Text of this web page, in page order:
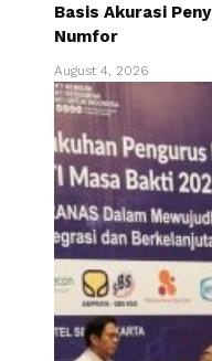
Basis Akurasi
Numfor
August 4, 2026